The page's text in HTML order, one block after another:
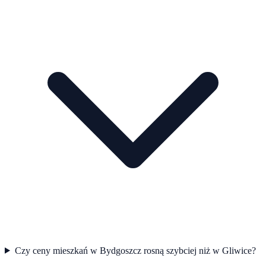
Czy ceny mieszkań w Bydgoszcz rosną szybciej niż w Gliwice?